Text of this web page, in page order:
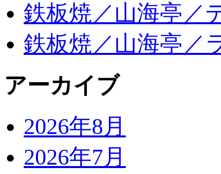
鉄板焼／山海亭／
鉄板焼／山海亭／
アーカイブ
2026年8月
2026年7月